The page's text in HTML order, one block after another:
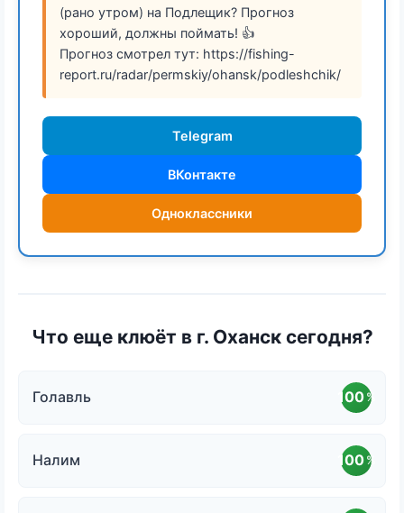
(рано утром) на Подлещик? Прогноз
хороший, должны поймать! 👍
Прогноз смотрел тут: https://fishing-
report.ru/radar/permskiy/ohansk/podleshchik/
Telegram
ВКонтакте
Одноклассники
Что еще клюёт в г. Оханск сегодня?
Голавль 100 %
Налим 100 %